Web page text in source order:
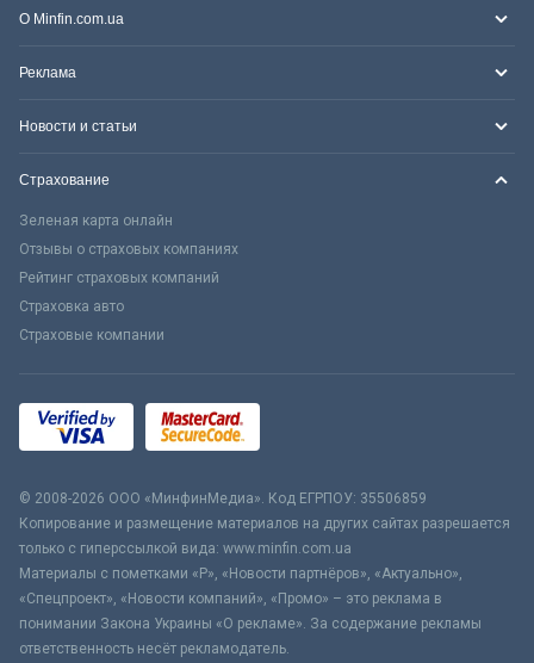
О Minfin.com.ua
Реклама
Новости и статьи
Страхование
Зеленая карта онлайн
Отзывы о страховых компаниях
Рейтинг страховых компаний
Страховка авто
Страховые компании
© 2008-2026 ООО «МинфинМедиа». Код ЕГРПОУ: 35506859
Копирование и размещение материалов на других сайтах разрешается
только с гиперссылкой вида: www.minfin.com.ua
Материалы с пометками «Р», «Новости партнёров», «Актуально»,
«Спецпроект», «Новости компаний», «Промо» – это реклама в
понимании Закона Украины «О рекламе». За содержание рекламы
ответственность несёт рекламодатель.